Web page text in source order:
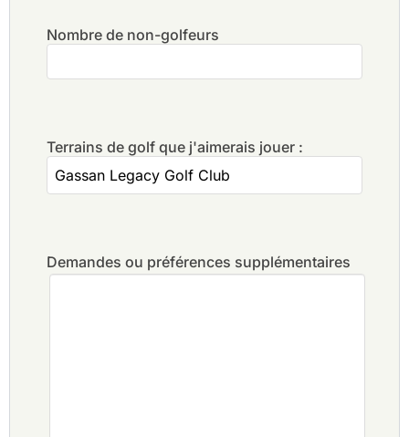
Nombre de non-golfeurs
Terrains de golf que j'aimerais jouer :
Demandes ou préférences supplémentaires